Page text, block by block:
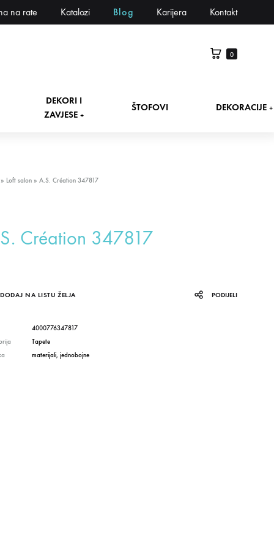
na rate Katalozi Blog Karijera Kontakt
0
DEKORI I
ZAVJESE +
ŠTOFOVI DEKORACIJE +
Loft salon» A.S. Création 347817
Création 347817
DODAJ NA LISTU ŽELJA PODIJELI
4000776347817
Tapete
materijali, jednobojne